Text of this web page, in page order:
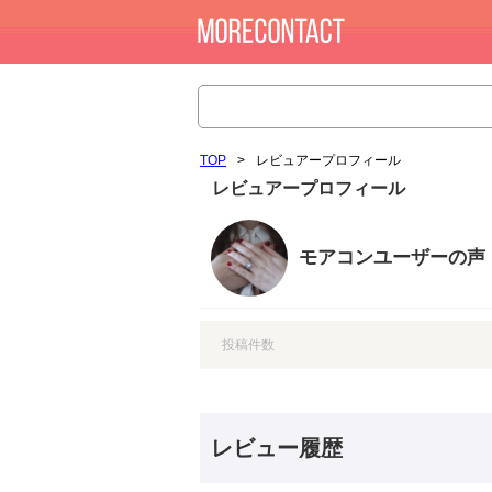
TOP > レビュアープロフィール
レビュアープロフィール
モアコンユーザーの声
投稿件数
レビュー履歴